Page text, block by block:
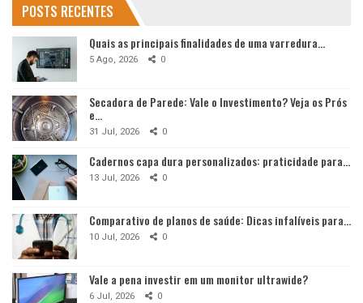
POSTS RECENTES
Quais as principais finalidades de uma varredura…
5 Ago, 2026 0
Secadora de Parede: Vale o Investimento? Veja os Prós
e…
31 Jul, 2026 0
Cadernos capa dura personalizados: praticidade para…
13 Jul, 2026 0
Comparativo de planos de saúde: Dicas infalíveis para…
10 Jul, 2026 0
Vale a pena investir em um monitor ultrawide?
6 Jul, 2026 0